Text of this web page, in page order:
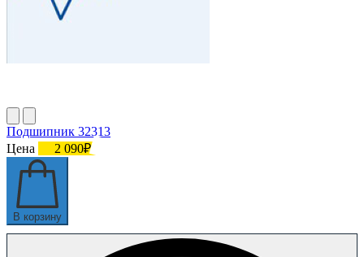
Подшипник 32313
Цена
2 090₽
В корзину